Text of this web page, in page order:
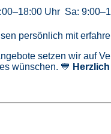
Uhr Sa:
persönlich mit
setzen wir auf
wünschen. 💙